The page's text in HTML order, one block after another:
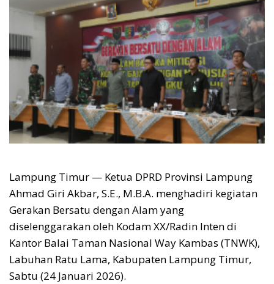
Lampung Timur — Ketua DPRD Provinsi Lampung
Ahmad Giri Akbar, S.E., M.B.A. menghadiri kegiatan
Gerakan Bersatu dengan Alam yang
diselenggarakan oleh Kodam XX/Radin Inten di
Kantor Balai Taman Nasional Way Kambas (TNWK),
Labuhan Ratu Lama, Kabupaten Lampung Timur,
Sabtu (24 Januari 2026).